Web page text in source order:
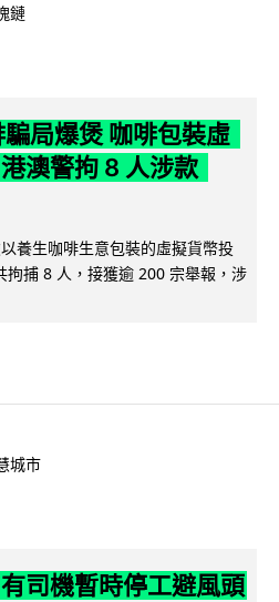
鏈
局爆煲 咖啡包裝虛
澳警拘 8 人涉款
養生咖啡生意包裝的虛擬貨幣投
捕 8 人，接獲逾 200 宗舉報，涉
城市
司機暫時停工避風頭